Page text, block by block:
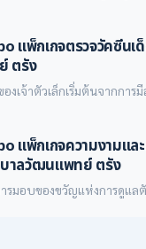
ณและคนที่คุณรักอย่างครอบค
แพ็กเกจตรวจวัคซีนเ
ตรัง
งเจ้าตัวเล็กเริ่มต้นจากการ
บัดผู้เชี่ยวชาญ ในราคาสุดพิ
แพ็กเกจความงามแล
าลวัฒนแพทย์ ตรัง
รมอบของขวัญแห่งการดูแล